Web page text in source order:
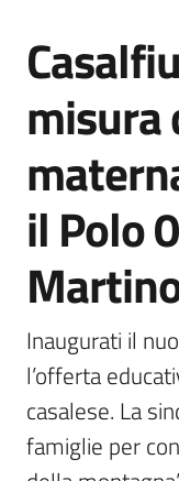
Casalfiumanese
Servizi
on-
line
Salta al contenuto
misura
il Polo
Inaugurati il
l’offerta
casalese. La
famiglie per